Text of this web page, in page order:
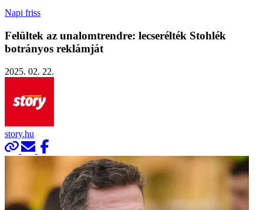
Napi friss
Felültek az unalomtrendre: lecserélték Stohlék
botrányos reklámját
2025. 02. 22.
story.hu